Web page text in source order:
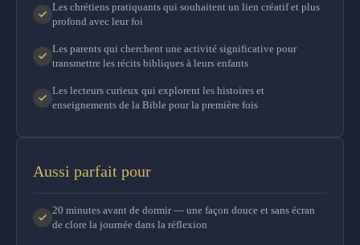
Les chrétiens pratiquants qui souhaitent un lien créatif et plus
profond avec leur foi
Les parents qui cherchent une activité significative pour
transmettre les récits bibliques à leurs enfants
Les lecteurs curieux qui explorent les histoires et
enseignements de la Bible pour la première fois
Aussi parfait pour
20 minutes avant de dormir — une façon douce et sans écran
de clore la journée dans la réflexion